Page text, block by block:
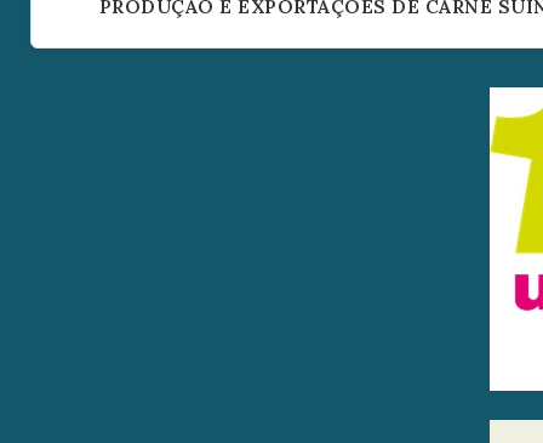
PRODUÇÃO E EXPORTAÇÕES DE CARNE